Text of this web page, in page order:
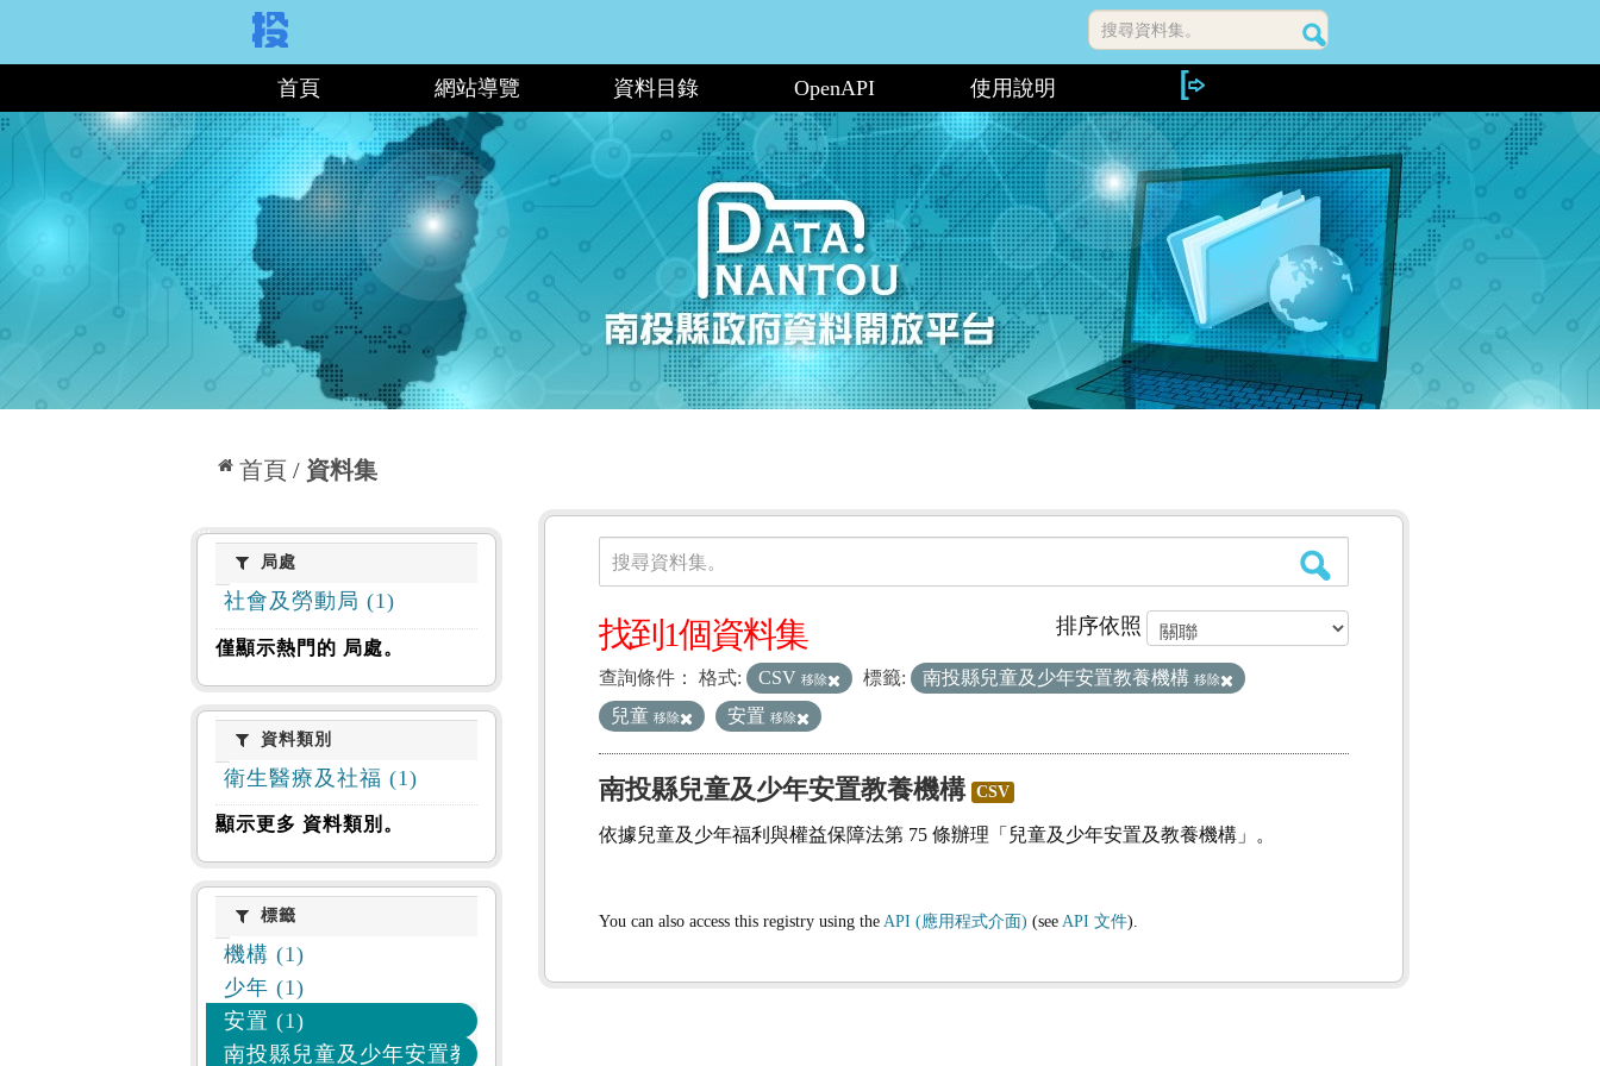
搜尋資料集。
首頁 網站導覽 資料目錄 OpenAPI 使用說明
首頁 資料集
局處局處
社會及勞動局 (1)
僅顯示熱門的 局處。
資料類別
資料類別
衛生醫療及社福 (1)
顯示更多 資料類別。
標籤標籤
機構 (1)
少年 (1)
安置 (1)
南投縣兒童及少年安置教養機構 (1)
資料集
搜尋資料集。
排序依照
找到1個資料集
查詢條件： 格式: CSV 移除 標籤: 南投縣兒童及少年安置教養機構 移除
兒童 移除 安置 移除
南投縣兒童及少年安置教養機構 CSV
依據兒童及少年福利與權益保障法第 75 條辦理「兒童及少年安置及教養機構」。
You can also access this registry using the API (應用程式介面) (see API 文件).